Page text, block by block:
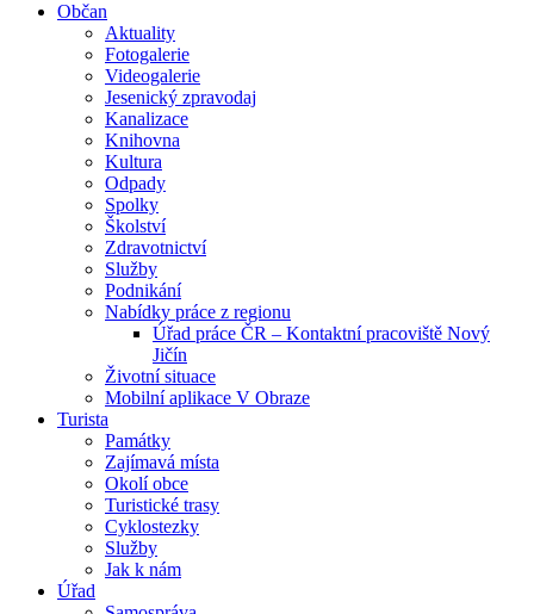
Občan
Aktuality
Fotogalerie
Videogalerie
Jesenický zpravodaj
Kanalizace
Knihovna
Kultura
Odpady
Spolky
Školství
Zdravotnictví
Služby
Podnikání
Nabídky práce z regionu
Úřad práce ČR – Kontaktní pracoviště Nový
Jičín
Životní situace
Mobilní aplikace V Obraze
Turista
Památky
Zajímavá místa
Okolí obce
Turistické trasy
Cyklostezky
Služby
Jak k nám
Úřad